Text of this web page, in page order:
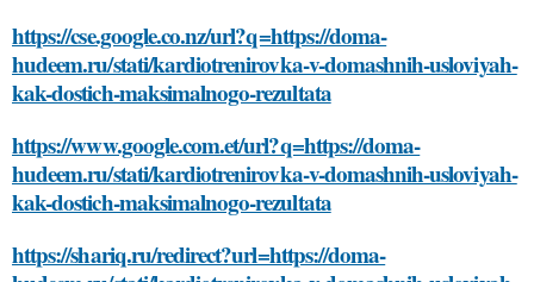
https://cse.google.co.nz/url?q=https://doma-
hudeem.ru/stati/kardiotrenirovka-v-domashnih-usloviyah-
kak-dostich-maksimalnogo-rezultata
https://www.google.com.et/url?q=https://doma-
hudeem.ru/stati/kardiotrenirovka-v-domashnih-usloviyah-
kak-dostich-maksimalnogo-rezultata
https://shariq.ru/redirect?url=https://doma-